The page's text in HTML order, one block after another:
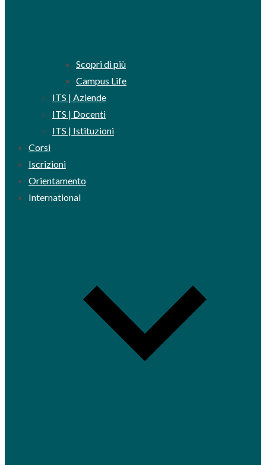
Scopri di più
Campus Life
ITS | Aziende
ITS | Docenti
ITS | Istituzioni
Corsi
Iscrizioni
Orientamento
International